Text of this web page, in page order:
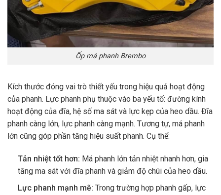
Ốp má phanh Brembo
Kích thước đóng vai trò thiết yếu trong hiệu quả hoạt động
của phanh. Lực phanh phụ thuộc vào ba yếu tố: đường kính
hoạt động của đĩa, hệ số ma sát và lực kẹp của heo dầu. Đĩa
phanh càng lớn, lực phanh càng mạnh. Tương tự, má phanh
lớn cũng góp phần tăng hiệu suất phanh. Cụ thể:
Tản nhiệt tốt hơn: Má phanh lớn tản nhiệt nhanh hơn, gia
tăng ma sát với đĩa phanh và giảm độ chúi của heo dầu.
Lực phanh mạnh mẽ: Trong trường hợp phanh gấp, lực